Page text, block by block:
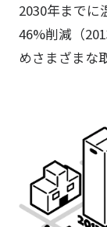
2030年までに
46%削減（
めさまざまな